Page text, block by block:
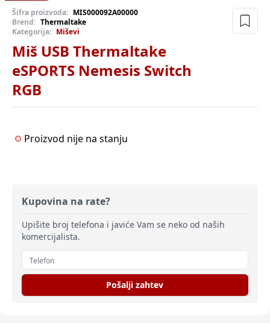
Šifra proizvoda: MIS000092A00000
Brend: Thermaltake
Kategorija: Miševi
Miš USB Thermaltake
eSPORTS Nemesis Switch
RGB
Proizvod nije na stanju
Kupovina na rate?
Upišite broj telefona i javiće Vam se neko od naših
komercijalista.
Pošalji zahtev